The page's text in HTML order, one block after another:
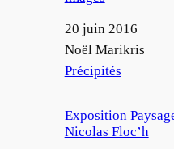
Date
20 juin 2016
Auteur
Noël Marikris
Par rapport à
Précipités
Exposition
Nicolas Floc’h